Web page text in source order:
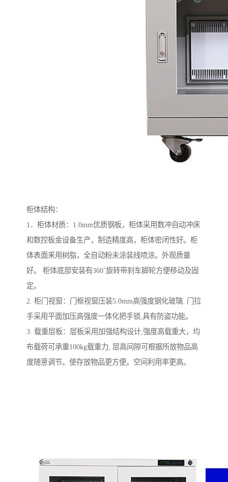
柜体结构：
1．柜体材质：1.0mm优质钢板，柜体采用数冲自动冲床
和数控板金设备生产，制造精度高，柜体密闭性好。柜
体表面釆用树脂，全自动粉未涂装线喷涂。外观质量
好。 柜体底部安装有360˚旋转带刹车脚轮方便移动及固
定。
2. 柜门视窗：门框视窗压装5.0mm高强度钢化玻璃. 门拉
手采用平面加压高强度一体化把手锁,具有防盗功能。
3. 载重层板：层板采用加强结构设计,强度高载重大，均
布载荷可承重100kg载重力, 层高间隙可根据所放物品高
度随意调节。使存放物品更方便。空间利用率更高。